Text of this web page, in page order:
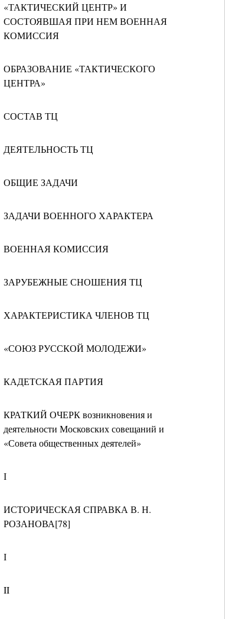
«ТАКТИЧЕСКИЙ ЦЕНТР» И
СОСТОЯВШАЯ ПРИ НЕМ ВОЕННАЯ
КОМИССИЯ
ОБРАЗОВАНИЕ «ТАКТИЧЕСКОГО
ЦЕНТРА»
СОСТАВ ТЦ
ДЕЯТЕЛЬНОСТЬ ТЦ
ОБЩИЕ ЗАДАЧИ
ЗАДАЧИ ВОЕННОГО ХАРАКТЕРА
ВОЕННАЯ КОМИССИЯ
ЗАРУБЕЖНЫЕ СНОШЕНИЯ ТЦ
ХАРАКТЕРИСТИКА ЧЛЕНОВ ТЦ
«СОЮЗ РУССКОЙ МОЛОДЕЖИ»
КАДЕТСКАЯ ПАРТИЯ
КРАТКИЙ ОЧЕРК возникновения и
деятельности Московских совещаний и
«Совета общественных деятелей»
І
ИСТОРИЧЕСКАЯ СПРАВКА В. Н.
РОЗАНОВА[78]
І
II